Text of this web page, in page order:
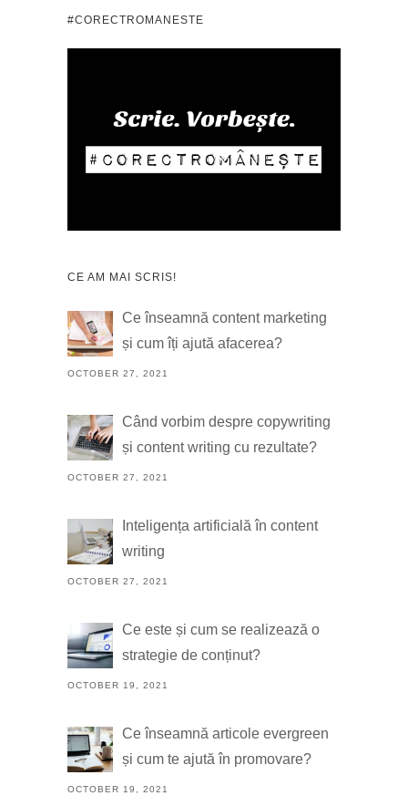
#CORECTROMANESTE
CE AM MAI SCRIS!
Ce înseamnă content marketing
și cum îți ajută afacerea?
OCTOBER 27, 2021
Când vorbim despre copywriting
și content writing cu rezultate?
OCTOBER 27, 2021
Inteligența artificială în content
writing
OCTOBER 27, 2021
Ce este și cum se realizează o
strategie de conținut?
OCTOBER 19, 2021
Ce înseamnă articole evergreen
și cum te ajută în promovare?
OCTOBER 19, 2021